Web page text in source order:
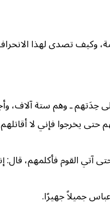
وكيف تصدى لهذا
حِدَتهم ـ وهم ستة
حتى يخرجوا فإني لا
آتي القوم فأكلمهم،
جميلاً جهيرًا.